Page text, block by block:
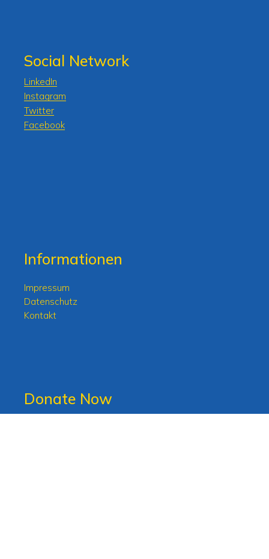
Social Network
LinkedIn
Instagram
Twitter
Facebook
Informationen
Impressum
Datenschutz
Kontakt
Donate Now